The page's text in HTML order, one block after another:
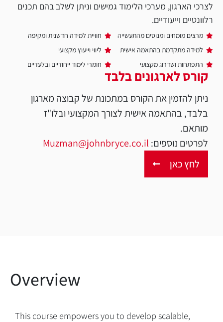
קורס לארגונים בלבד
ניתן להזמין את הקורס במתכונת של קבוצה מארגון
בלבד, בהתאמה אישית לצורך המקצועי ובלו"ז
מותאם.
לפרטים נוספים: Muzman@johnbryce.co.il
לחץ כאן
לצרכי הארגון, מערכי הלימוד גמישים וניתן לשלב בהם תכנים
רלוונטיים וייעודיים.
מרצים מומחים ומנוסים מהתעשייה
למידה מתקדמת בהתאמה אישית
התפתחות ושדרוג מקצועי
חוויית למידה חדשנית ומקיפה
ליווי וייעוץ מקצועי
חומרי לימוד ייחודיים ובלעדיים
This course empowers you to develop scalable,